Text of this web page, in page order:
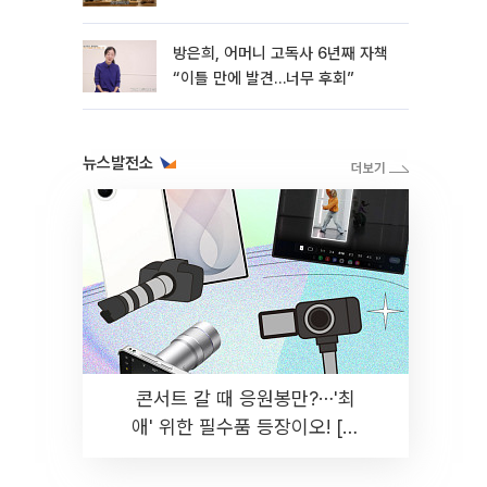
방은희, 어머니 고독사 6년째 자책
“이틀 만에 발견…너무 후회”
뉴스발전소
콘서트 갈 때 응원봉만?⋯'최
애' 위한 필수품 등장이오! [솔